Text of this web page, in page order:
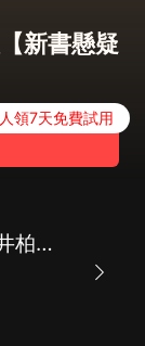
新書懸疑
領7天免費試用
破案需要我這樣的瘋子|井柏然新生刑偵推理|懸疑戀愛